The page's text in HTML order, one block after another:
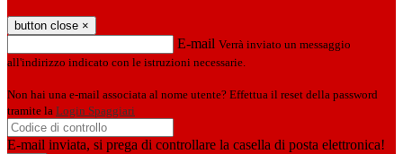
button close ×
E-mail Verrà inviato un messaggio
all'indirizzo indicato con le istruzioni necessarie.
Non hai una e-mail associata al nome utente? Effettua il reset della password
tramite la Login Spaggiari
E-mail inviata, si prega di controllare la casella di posta elettronica!